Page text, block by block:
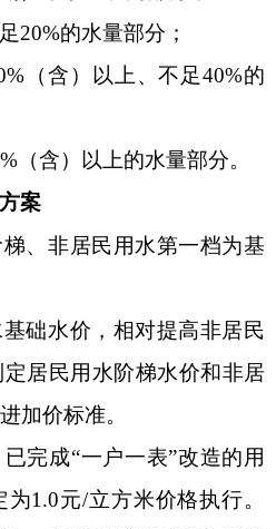
20%的水量部分；
（含）以上、不足40%的
（含）以上的水量部分。
案
、非居民用水第一档为基
础水价，相对提高非居民
居民用水阶梯水价和非居
加价标准。
已完成“一户一表”改造的用
1.0元/立方米价格执行。